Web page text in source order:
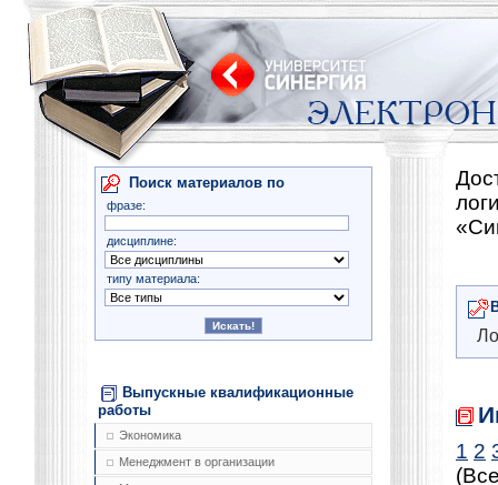
Поиск материалов по
фразе:
дисциплине:
типу материала:
Выпускные квалификационные
работы
Экономика
Менеджмент в организации
1 2